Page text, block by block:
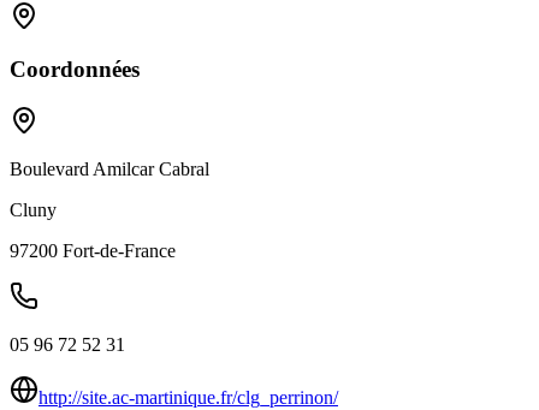
Coordonnées
Boulevard Amilcar Cabral
Cluny
97200 Fort-de-France
05 96 72 52 31
http://site.ac-martinique.fr/clg_perrinon/